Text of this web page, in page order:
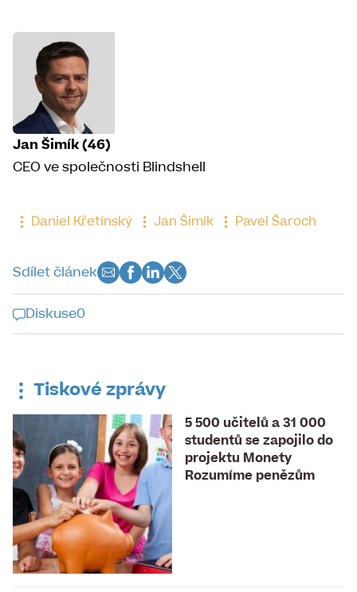
Jan Šimík (46)
CEO ve společnosti Blindshell
Daniel Křetínský Jan Šimík Pavel Šaroch
Sdílet článek
Diskuse0
uzavřena
Tiskové zprávy
5 500 učitelů a 31 000
studentů se zapojilo do
projektu Monety
Rozumíme penězům